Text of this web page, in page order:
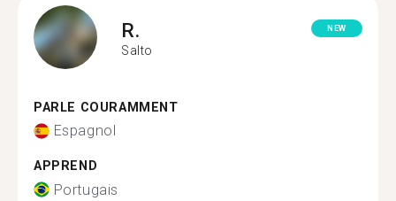
R.
Salto
NEW
PARLE COURAMMENT
Espagnol
APPREND
Portugais